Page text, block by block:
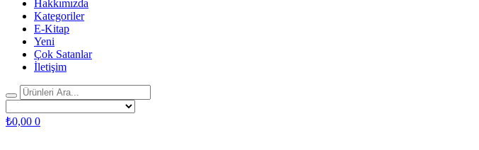
Hakkımızda
Kategoriler
E-Kitap
Yeni
Çok Satanlar
İletişim
₺0,00 0